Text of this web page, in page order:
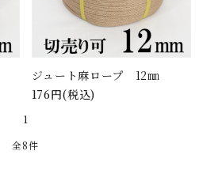
ジュート麻ロープ 12㎜
176円(税込)
1
全8件